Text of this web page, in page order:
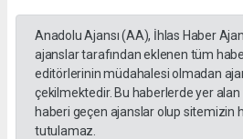
Anadolu Ajansı (AA), İhlas Haber
ajanslar tarafından eklenen tüm
editörlerinin müdahalesi olmadan
çekilmektedir. Bu haberlerde yer
haberi geçen ajanslar olup sitemizin
tutulamaz.